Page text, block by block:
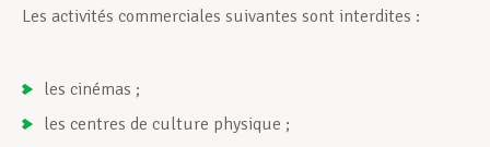
Les activités commerciales suivantes sont interdites :
les cinémas ;
les centres de culture physique ;